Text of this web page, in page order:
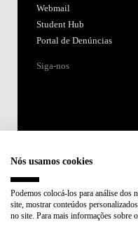
Webmail
Student Hub
Portal de Denúncias
Siga-nos
Membro de:
Nós usamos cookies
Podemos colocá-los para análise dos
site, mostrar conteúdos
no site. Para mais informações sobre